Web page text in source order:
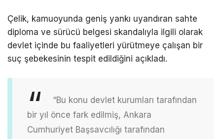
Çelik, kamuoyunda geniş yankı uyandıran sahte
diploma ve sürücü belgesi skandalıyla ilgili olarak
devlet içinde bu faaliyetleri yürütmeye çalışan bir
suç şebekesinin tespit edildiğini açıkladı.
“Bu konu devlet kurumları tarafından
bir yıl önce fark edilmiş, Ankara
Cumhuriyet Başsavcılığı tarafından